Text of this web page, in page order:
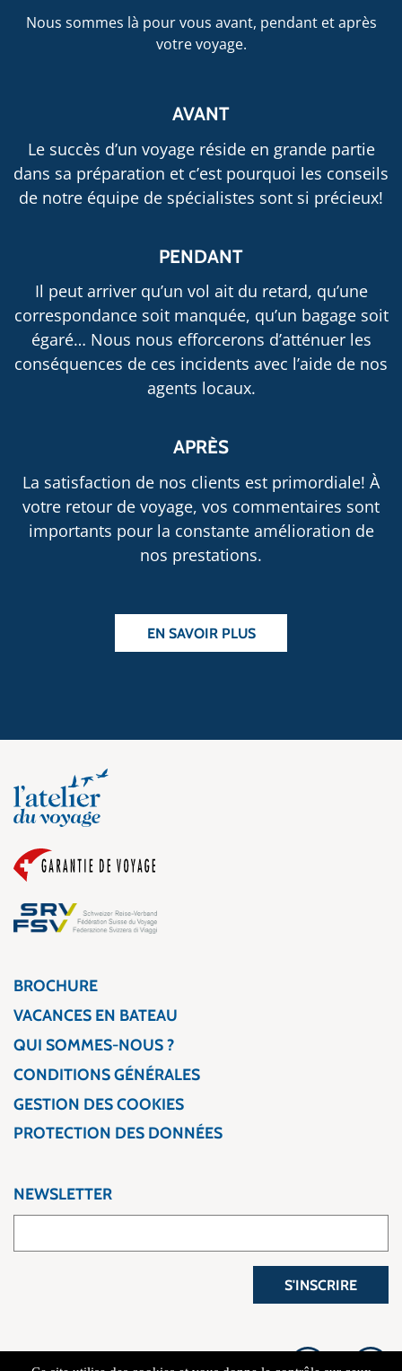
Nous sommes là pour vous avant, pendant et après
votre voyage.
AVANT
Le succès d’un voyage réside en grande partie
dans sa préparation et c’est pourquoi les conseils
de notre équipe de spécialistes sont si précieux!
PENDANT
Il peut arriver qu’un vol ait du retard, qu’une
correspondance soit manquée, qu’un bagage soit
égaré… Nous nous efforcerons d’atténuer les
conséquences de ces incidents avec l’aide de nos
agents locaux.
APRÈS
La satisfaction de nos clients est primordiale! À
votre retour de voyage, vos commentaires sont
importants pour la constante amélioration de
nos prestations.
EN SAVOIR PLUS
BROCHURE
VACANCES EN BATEAU
QUI SOMMES-NOUS ?
CONDITIONS GÉNÉRALES
GESTION DES COOKIES
PROTECTION DES DONNÉES
NEWSLETTER
S'INSCRIRE